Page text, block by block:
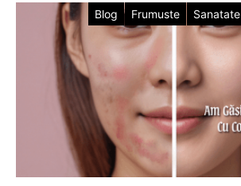
Blog Frumuste Sanatate